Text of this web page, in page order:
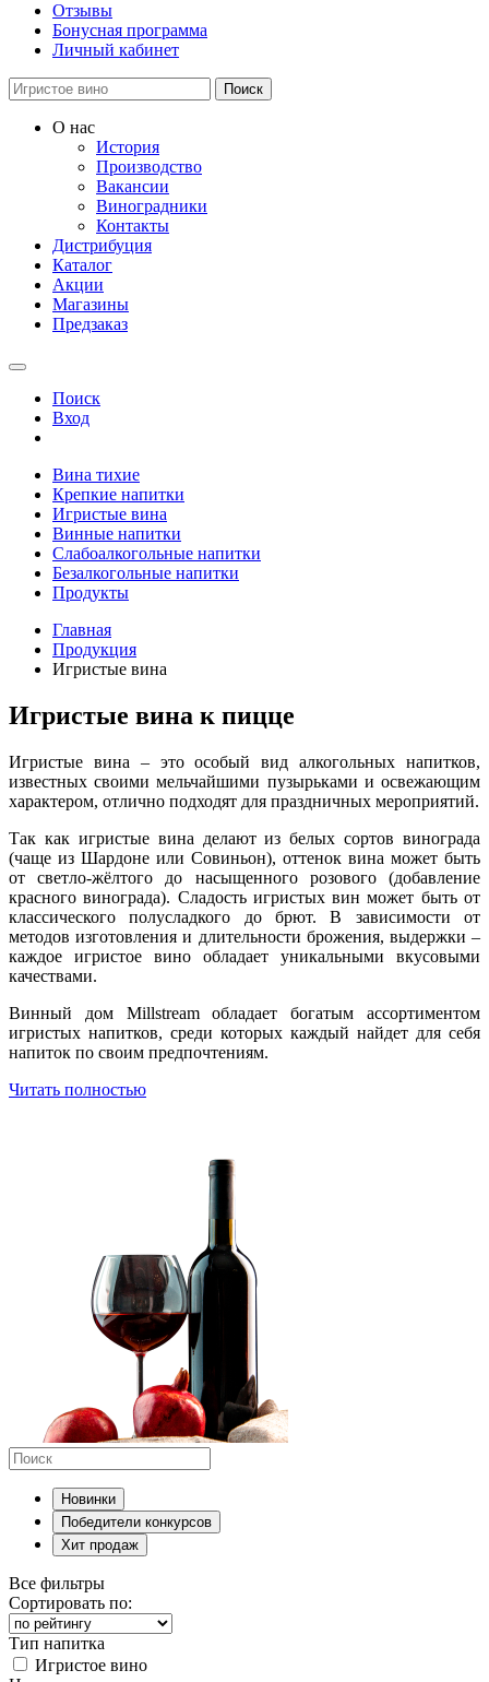
Отзывы
Бонусная программа
Личный кабинет
Поиск
О нас
История
Производство
Вакансии
Виноградники
Контакты
Дистрибуция
Каталог
Акции
Магазины
Предзаказ
Поиск
Вход
Вина тихие
Крепкие напитки
Игристые вина
Винные напитки
Слабоалкогольные напитки
Безалкогольные напитки
Продукты
Главная
Продукция
Игристые вина
Игристые вина к пицце
Игристые вина – это особый вид алкогольных напитков,
известных своими мельчайшими пузырьками и освежающим
характером, отлично подходят для праздничных мероприятий.
Так как игристые вина делают из белых сортов винограда
(чаще из Шардоне или Совиньон), оттенок вина может быть
от светло-жёлтого до насыщенного розового (добавление
красного винограда). Сладость игристых вин может быть от
классического полусладкого до брют. В зависимости от
методов изготовления и длительности брожения, выдержки –
каждое игристое вино обладает уникальными вкусовыми
качествами.
Винный дом Millstream обладает богатым ассортиментом
игристых напитков, среди которых каждый найдет для себя
напиток по своим предпочтениям.
Читать полностью
Новинки
Победители конкурсов
Хит продаж
Все фильтры
Сортировать по:
Тип напитка
Игристое вино